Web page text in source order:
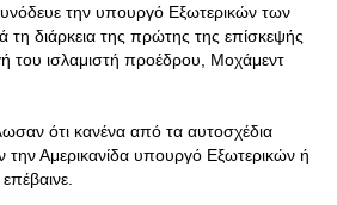
την υπουργό Εξωτερικών των
τη διάρκεια της πρώτης της επίσκεψής
του ισλαμιστή προέδρου, Μοχάμεντ
ότι κανένα από τα αυτοσχέδια
Αμερικανίδα υπουργό Εξωτερικών ή